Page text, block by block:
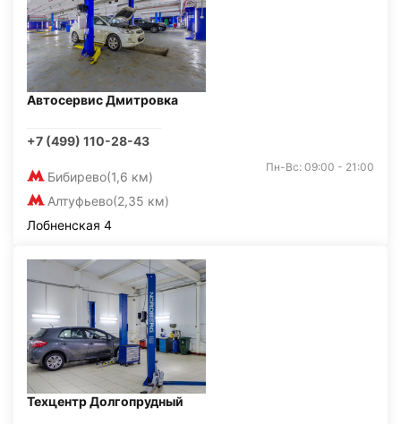
Автосервис Дмитровка
+7 (499) 110-28-43
Бибирево(1,6 км)
Алтуфьево(2,35 км)
Пн-Вс: 09:00 - 21:00
Лобненская 4
Техцентр Долгопрудный